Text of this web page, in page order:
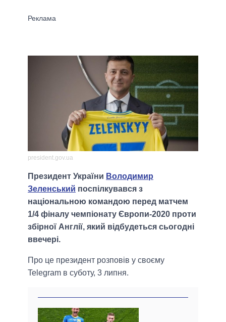
president.gov.ua
Президент України Володимир
Зеленський поспілкувався з
національною командою перед матчем
1/4 фіналу чемпіонату Європи-2020 проти
збірної Англії, який відбудеться сьогодні
ввечері.
Про це президент розповів у своєму
Telegram в суботу, 3 липня.